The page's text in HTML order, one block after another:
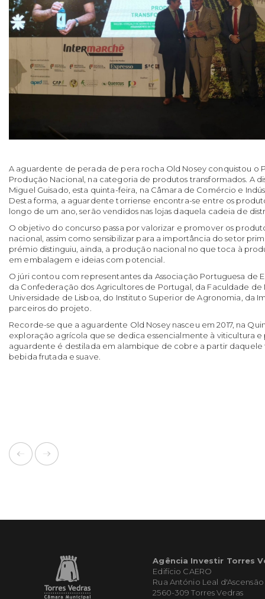
A aguardente de perada de pera rocha Old Nosey conquistou o
Produção Nacional, na categoria de produtos transformados. A
Miguel Guisado, esta quinta-feira, na Câmara de Comércio e
Desta forma, a aguardente torriense encontra-se entre os
longo de um ano, serão vendidos nas lojas daquela cadeia de
O objetivo do concurso passa por valorizar e promover os
nacional, assim como sensibilizar para a importância do setor
prémio distinguiu, ainda, a produção nacional no que toca à
em embalagem e ideias com potencial.
O júri contou com representantes da Associação Portuguesa de
da Confederação dos Agricultores de Portugal, da Faculdade
Universidade de Lisboa, do Instituto Superior de Agronomia, da
parceiros do projeto.
Recorde-se que a aguardente Old Nosey nasceu em 2017, na
exploração agrícola que se dedica essencialmente à viticultura e
aguardente é destilada em alambique de cobre a partir daquele
bebida frutada e suave.
Agência Investir Torres
Edifício CAERO
Rua António Leal d'Ascensão
2560-309 Torres Vedras